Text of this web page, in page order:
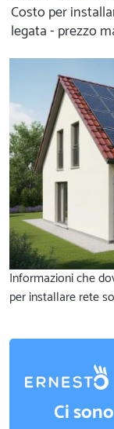
Costo per
legata - prezzo
Informazioni che
per installare rete
Ci